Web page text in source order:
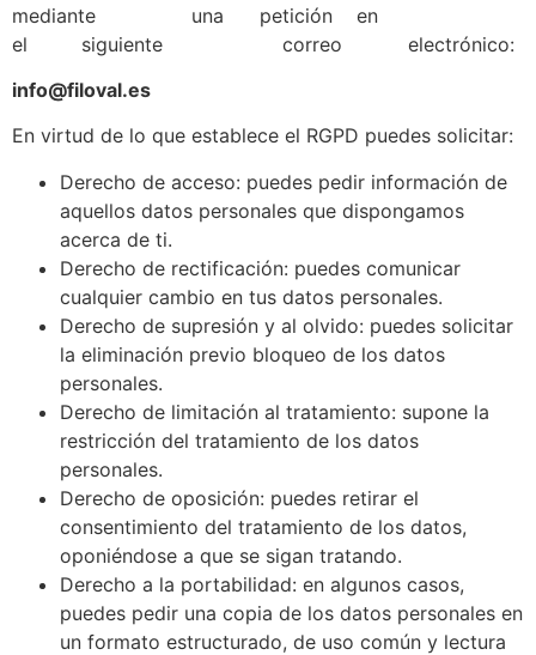
mediante una petición en
el siguiente correo electrónico:
info@filoval.es
En virtud de lo que establece el RGPD puedes solicitar:
Derecho de acceso: puedes pedir información de
aquellos datos personales que dispongamos
acerca de ti.
Derecho de rectificación: puedes comunicar
cualquier cambio en tus datos personales.
Derecho de supresión y al olvido: puedes solicitar
la eliminación previo bloqueo de los datos
personales.
Derecho de limitación al tratamiento: supone la
restricción del tratamiento de los datos
personales.
Derecho de oposición: puedes retirar el
consentimiento del tratamiento de los datos,
oponiéndose a que se sigan tratando.
Derecho a la portabilidad: en algunos casos,
puedes pedir una copia de los datos personales en
un formato estructurado, de uso común y lectura